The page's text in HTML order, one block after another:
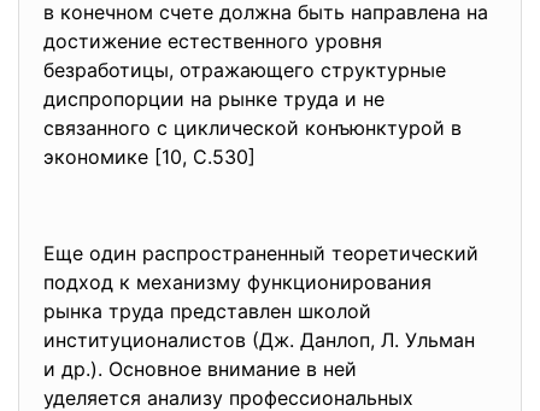
в конечном счете должна быть направлена на
достижение естественного уровня
безработицы, отражающего структурные
диспропорции на рынке труда и не
связанного с циклической конъюнктурой в
экономике [10, С.530]
Еще один распространенный теоретический
подход к механизму функционирования
рынка труда представлен школой
институционалистов (Дж. Данлоп, Л. Ульман
и др.). Основное внимание в ней
уделяется анализу профессиональных